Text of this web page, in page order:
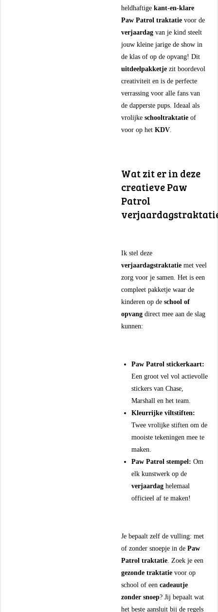
heldhaftige kant-en-klare
Paw Patrol traktatie voor de
verjaardag van je kind steelt
jouw kleine jarige de show in
de klas of op de opvang! Dit
uitdeelpakketje zit boordevol
creativiteit en is de perfecte
verrassing voor alle fans van
de dapperste pups. Ideaal als
vrolijke schooltraktatie of
voor op het KDV
​Wat zit er in deze
creatieve Paw
Patrol
​Ik stel deze
verjaardagstraktatie met veel
zorg voor je samen. Het is een
compleet pakketje waar de
kinderen op de school of
opvang direct mee aan de slag
kunnen:
Paw Patrol stickerkaart:
Een groot vel vol actievolle
stickers van Chase,
Marshall en het team.
Kleurrijke viltstiften:
Twee vrolijke stiften om de
mooiste tekeningen mee te
maken.
Paw Patrol stempel: Om
elk kunstwerk op de
verjaardag helemaal
officieel af te maken!
​Je bepaalt zelf de vulling: met
of zonder snoepje in de Paw
Patrol traktatie. Zoek je een
gezonde traktatie voor op
school of een cadeautje
zonder snoep? Jij bepaalt wat
het beste aansluit bij de regels